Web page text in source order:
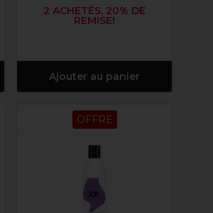
2 ACHETÉS, 20% DE
REMISE!
Ajouter au panier
OFFRE